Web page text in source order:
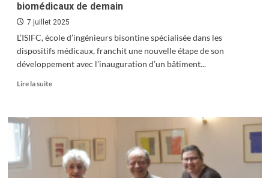
biomédicaux de demain
7 juillet 2025
L’ISIFC, école d’ingénieurs bisontine spécialisée dans les
dispositifs médicaux, franchit une nouvelle étape de son
développement avec l’inauguration d’un bâtiment...
Lire la suiteEn
sur
nouveau
bâtiment
pour
former